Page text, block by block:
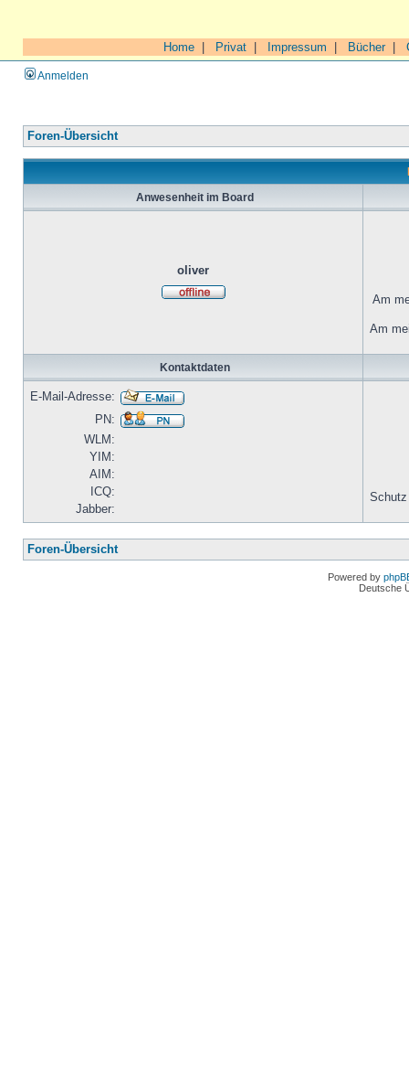
Home Privat Impressum Bücher|
Anmelden
Foren-Übersicht
Anwesenheit im Board
oliver
Am
Am
Kontaktdaten
E-Mail-Adresse:
PN:
WLM:
YIM:
AIM:
ICQ:
Jabber:
Schutz
Foren-Übersicht
Powered by
Deutsche